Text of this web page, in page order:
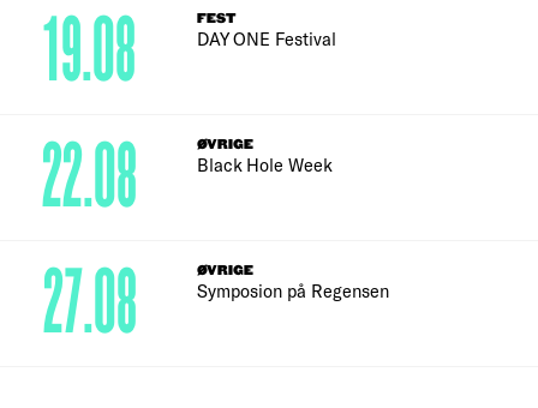
FEST
DAY ONE Festival
19.08
ØVRIGE
Black Hole Week
22.08
ØVRIGE
Symposion på Regensen
27.08